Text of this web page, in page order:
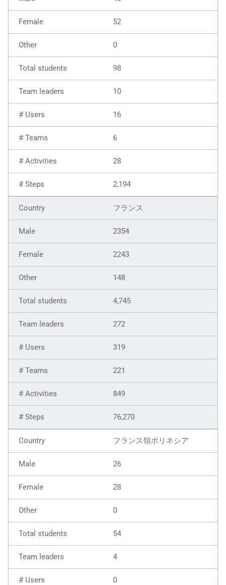
52
0
98
10
16
6
28
2,194
フランス
2354
2243
148
4,745
272
319
221
849
76,270
フランス領ポリネシア
26
28
0
54
4
0